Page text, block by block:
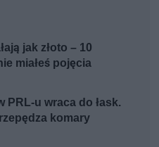
jak złoto – 10
miałeś pojęcia
u wraca do łask.
komary